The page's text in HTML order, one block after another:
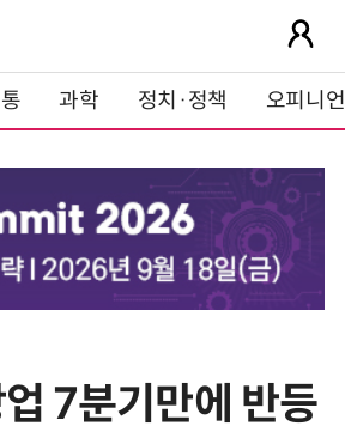
과학 정치·정책 오피니언
7분기만에 반등